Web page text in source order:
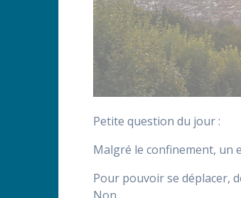
Petite question du jour :
Malgré le confinement, un
Pour pouvoir se déplacer,